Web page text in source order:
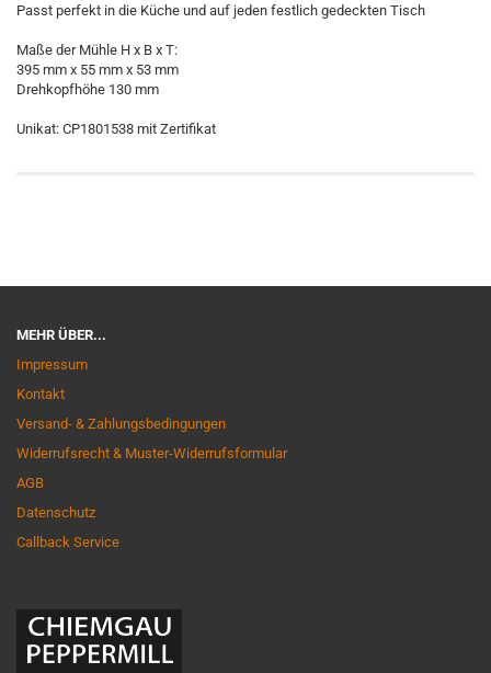
Passt perfekt in die Küche und auf jeden festlich gedeckten Tisch
Maße der Mühle H x B x T:
395 mm x 55 mm x 53 mm
Drehkopfhöhe 130 mm
Unikat: CP1801538 mit Zertifikat
MEHR ÜBER...
Impressum
Kontakt
Versand- & Zahlungsbedingungen
Widerrufsrecht & Muster-Widerrufsformular
AGB
Datenschutz
Callback Service